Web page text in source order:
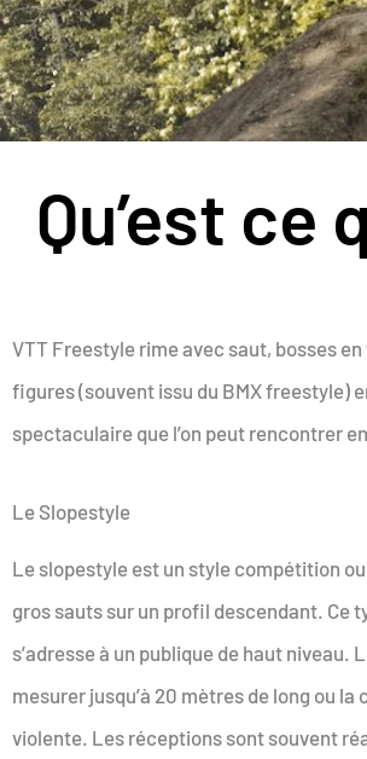
Qu’est ce
VTT Freestyle rime avec saut, bosses
figures (souvent issu du BMX freestyle)
spectaculaire que l’on peut rencontrer
Le Slopestyle
Le slopestyle est un style compétition ou
gros sauts sur un profil descendant. Ce
s’adresse à un publique de haut niveau.
mesurer jusqu’à 20 mètres de long ou
violente. Les réceptions sont souvent